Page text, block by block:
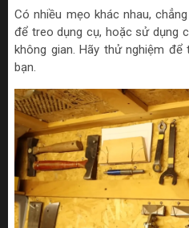
Có nhiều mẹo khác nhau,
để treo dụng cụ, hoặc sử dụng
không gian. Hãy thử nghiệm
bạn.